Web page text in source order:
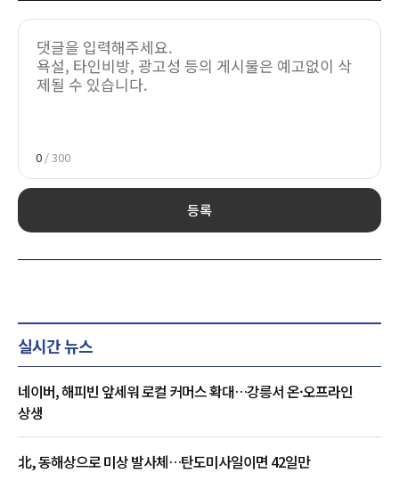
0 / 300
등록
실시간 뉴스
네이버, 해피빈 앞세워 로컬 커머스 확대…강릉서 온·오프라인
상생
北, 동해상으로 미상 발사체…탄도미사일이면 42일만